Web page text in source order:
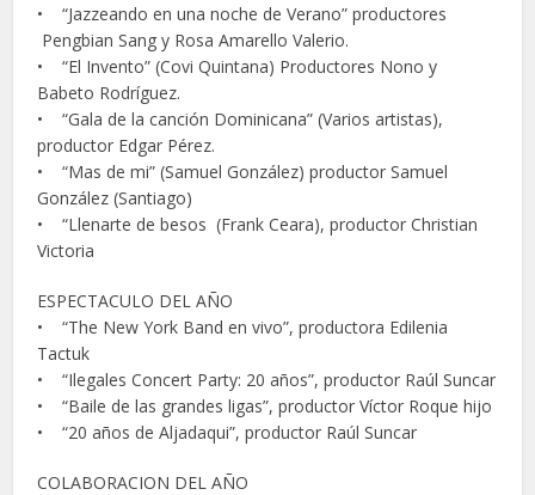
• “Jazzeando en una noche de Verano” productores
Pengbian Sang y Rosa Amarello Valerio.
• “El Invento” (Covi Quintana) Productores Nono y
Babeto Rodríguez.
• “Gala de la canción Dominicana” (Varios artistas),
productor Edgar Pérez.
• “Mas de mi” (Samuel González) productor Samuel
González (Santiago)
• “Llenarte de besos (Frank Ceara), productor Christian
Victoria
ESPECTACULO DEL AÑO
• “The New York Band en vivo”, productora Edilenia
Tactuk
• “Ilegales Concert Party: 20 años”, productor Raúl Suncar
• “Baile de las grandes ligas”, productor Víctor Roque hijo
• “20 años de Aljadaqui”, productor Raúl Suncar
COLABORACION DEL AÑO